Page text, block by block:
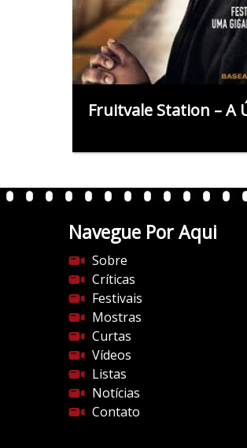
Fruitvale Station – A
Navegue Por Aqui
Sobre
Críticas
Festivais
Mostras
Curtas
Vídeos
Listas
Notícias
Contato